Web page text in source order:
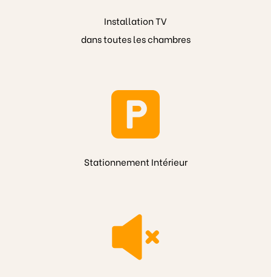
Installation TV
dans toutes les chambres
Stationnement Intérieur